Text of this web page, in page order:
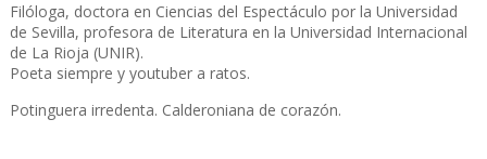
Filóloga, doctora en Ciencias del Espectáculo por la Universidad
de Sevilla, profesora de Literatura en la Universidad Internacional
de La Rioja (UNIR).
Poeta siempre y youtuber a ratos.
Potinguera irredenta. Calderoniana de corazón.